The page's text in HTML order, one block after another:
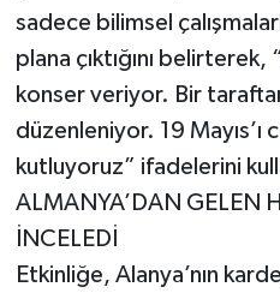
sadece bilimsel
plana çıktığını
konser veriyor. Bir
düzenleniyor. 19 Mayıs’ı
kutluyoruz” ifadelerini
ALMANYA’DAN GELEN
İNCELEDİ
Etkinliğe, Alanya’nın